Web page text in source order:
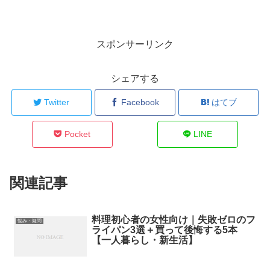
スポンサーリンク
シェアする
Twitter Facebook はてブ
Pocket LINE
関連記事
悩み・疑問
料理初心者の女性向け｜失敗ゼロのフ
ライパン3選＋買って後悔する5本
【一人暮らし・新生活】